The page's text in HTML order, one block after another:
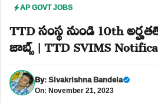
AP GOVT JOBS
TTD సంస్థ నుండి 10th
జాబ్స్ | TTD SVIMS
By:Sivakrishna Bandela
On: November 21, 2023